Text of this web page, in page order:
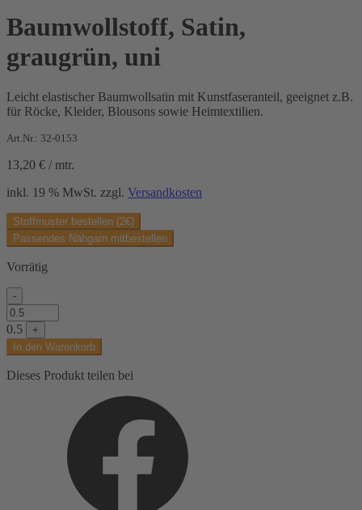
Baumwollstoff, Satin,
graugrün, uni
Leicht elastischer Baumwollsatin mit Kunstfaseranteil, geeignet z.B.
für Röcke, Kleider, Blousons sowie Heimtextilien.
Art.Nr.: 32-0153
13,20 € / mtr.
inkl. 19 % MwSt. zzgl. Versandkosten
Stoffmuster bestellen (2€)
Passendes Nähgarn mitbestellen
Vorrätig
-
Baumwollstoff,
Satin,
graugrün,
uni
Menge
0.5
+
In den Warenkorb
Dieses Produkt teilen bei